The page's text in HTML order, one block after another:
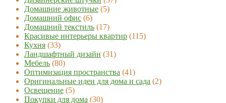
Домашние животные (5)
Домашний офис (6)
Домашний текстиль (17)
Красивые интерьеры квартир (115)
Кухня (33)
Ландшафтный дизайн (31)
Мебель (80)
Оптимизация пространства (41)
Оригинальные идеи для дома и сада (2)
Освещение (5)
Покупки для дома (30)